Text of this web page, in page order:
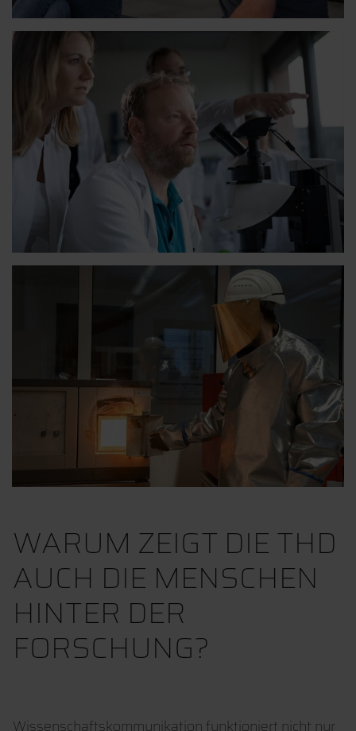
WARUM ZEIGT DIE THD
AUCH DIE MENSCHEN
HINTER DER
FORSCHUNG?
Wissenschaftskommunikation funktioniert nicht nur